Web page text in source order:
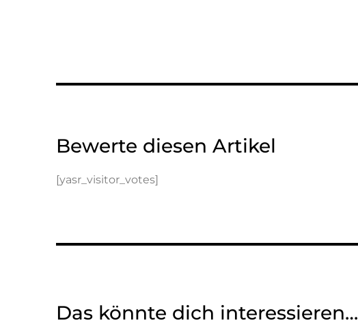
Bewerte diesen Artikel
[yasr_visitor_votes]
Das könnte dich interessieren…